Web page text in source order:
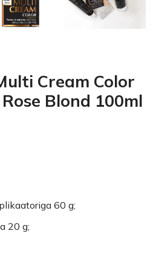
Cream Color
Rose Blond 100ml
60 g;
20 g;